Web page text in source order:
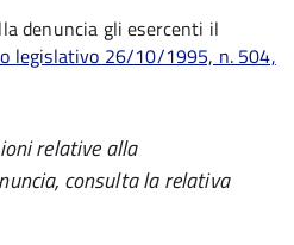
denuncia gli esercenti il
legislativo 26/10/1995, n. 504,
relative alla
consulta la relativa